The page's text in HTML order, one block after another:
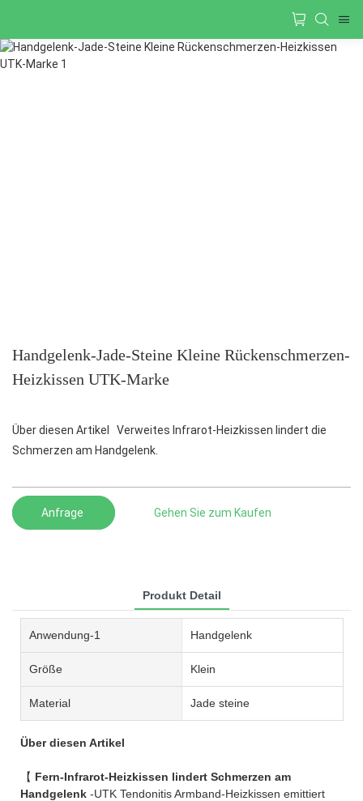
Handgelenk-Jade-Steine ​​Kleine Rückenschmerzen-
Heizkissen UTK-Marke
Über diesen Artikel Verweites Infrarot-Heizkissen lindert die
Schmerzen am Handgelenk.
Anfrage Gehen Sie zum Kaufen
Produkt Detail
Anwendung-1 Handgelenk
Größe Klein
Material Jade steine
Über diesen Artikel
【 Fern-Infrarot-Heizkissen lindert Schmerzen am
Handgelenk -UTK Tendonitis Armband-Heizkissen emittiert